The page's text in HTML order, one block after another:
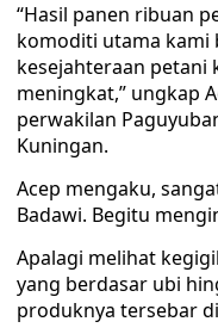
“Hasil panen ribuan
komoditi utama kami
kesejahteraan petani
meningkat,” ungkap
perwakilan
Kuningan.
Acep mengaku,
Badawi. Begitu
Apalagi melihat
yang berdasar ubi
produknya tersebar